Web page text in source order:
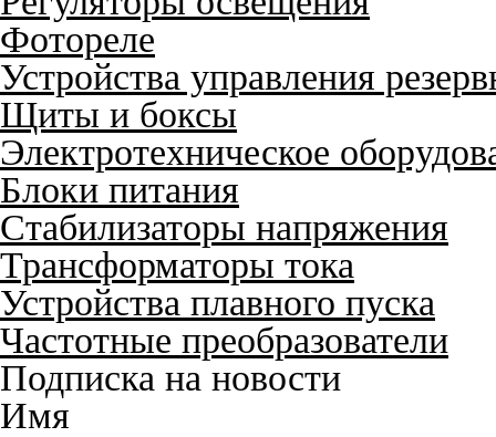
Фотореле
Устройства управления
Щиты и боксы
Электротехническое
Блоки питания
Стабилизаторы напряжения
Трансформаторы тока
Устройства плавного пуска
Частотные преобразователи
Подписка на новости
Имя